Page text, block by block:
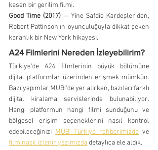
kesen bir gerilim filmi.
Good Time (2017) — Yine Safdie Kardeşler'den,
Robert Pattinson'ın oyunculuğuyla dikkat çeken
karanlık bir New York hikayesi.
A24 Filmlerini Nereden İzleyebilirim?
Türkiye'de A24 filmlerinin büyük bölümüne
dijital platformlar üzerinden erişmek mümkün.
Bazı yapımlar MUBI'de yer alırken, bazıları farklı
dijital kiralama servislerinde bulunabiliyor.
Hangi platformun hangi filmi sunduğunu ve
bölgesel erişim seçeneklerini nasıl kontrol
edebileceğinizi MUBI Türkiye rehberimizde
film nasıl izlenir yazımızda detaylıca ele aldık.